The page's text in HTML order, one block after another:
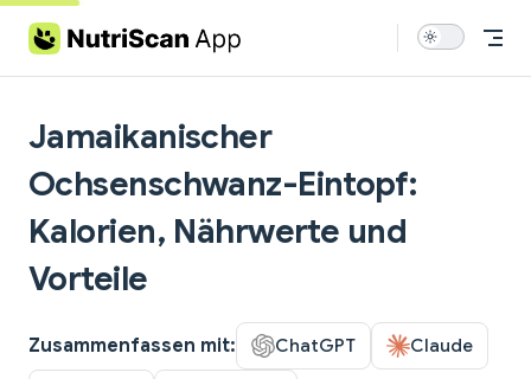
Skip to content
Jamaikanischer
Ochsenschwanz-Eintopf:
Kalorien, Nährwerte und
Vorteile
Zusammenfassen mit: ChatGPT Claude